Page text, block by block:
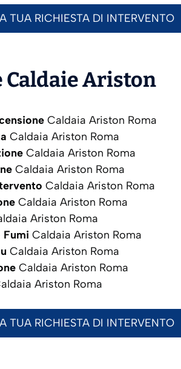
TUA RICHIESTA DI INTERVENTO
Ariston
Caldaia Ariston Roma
Caldaia Ariston Roma
Caldaia Ariston Roma
Caldaia Ariston Roma
Caldaia Ariston Roma
Caldaia Ariston Roma
Ariston Roma
Caldaia Ariston Roma
Caldaia Ariston Roma
Caldaia Ariston Roma
Ariston Roma
TUA RICHIESTA DI INTERVENTO